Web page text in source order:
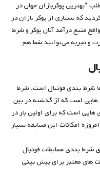
“بهترین پوکربازان جهان در
کردید که بسیاری از پوکر بازان در
منبع درآمد آنان پوکر و شرط
و تجربه می‌توانید شما هم
شرط بندی فوتبال است. شرط
هایی است که از گذشته در بین
است که برای اولین بار در
امکانات این مسابقه بسیار
شرط بندی مسابقات فوتبال
های معتبر برای پیش بینی